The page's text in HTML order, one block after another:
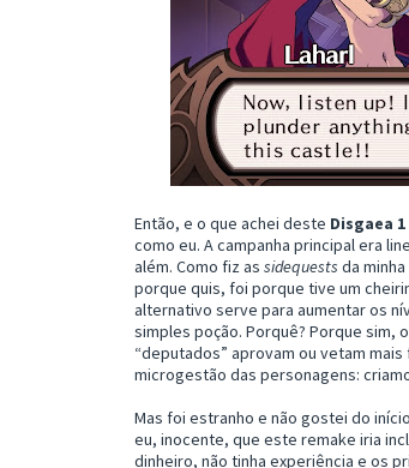
Então, e o que achei deste Disgaea 1
como eu. A campanha principal era
além. Como fiz as sidequests da
porque quis, foi porque tive um
alternativo serve para aumentar os
simples poção. Porquê? Porque sim,
“deputados” aprovam ou vetam
microgestão das personagens:
Mas foi estranho e não gostei do
eu, inocente, que este remake iria
dinheiro, não tinha experiência e os